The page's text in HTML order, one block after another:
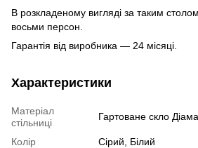
В розкладеному вигляді за таким
восьми персон.
Гарантія від виробника — 24 місяці.
Характеристики
Матеріал
стільниці
Гартоване скло
Колір
Сірий, Білий